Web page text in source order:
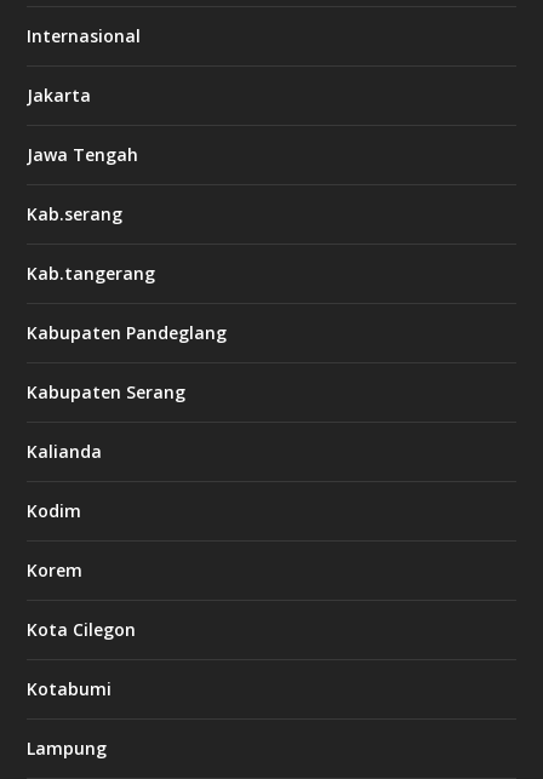
Internasional
Jakarta
Jawa Tengah
Kab.serang
Kab.tangerang
Kabupaten Pandeglang
Kabupaten Serang
Kalianda
Kodim
Korem
Kota Cilegon
Kotabumi
Lampung